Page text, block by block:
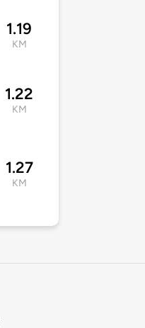
1.19
KM
1.22
KM
1.27
KM